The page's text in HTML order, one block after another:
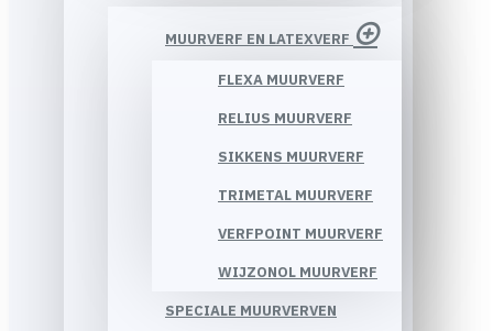
MUURVERF EN LATEXVERF
FLEXA MUURVERF
RELIUS MUURVERF
SIKKENS MUURVERF
TRIMETAL MUURVERF
VERFPOINT MUURVERF
WIJZONOL MUURVERF
SPECIALE MUURVERVEN